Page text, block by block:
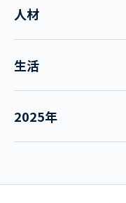
人材
生活
2025年